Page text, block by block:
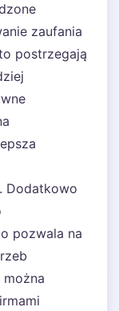
zaufania
postrzegają
Dodatkowo
pozwala na